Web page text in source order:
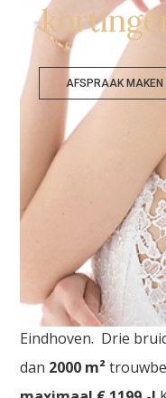
kortingen
AFSPRAAK
Bruidsmodewinkels
Trouwjurken Outlet
Eindhoven. Drie
dan 2000 m²